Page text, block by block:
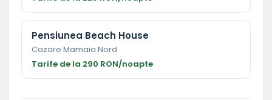
Pensiunea Beach House
Cazare Mamaia Nord
Tarife de la 290 RON/noapte